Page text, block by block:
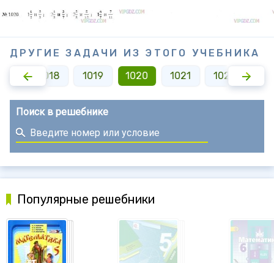
ДРУГИЕ ЗАДАЧИ ИЗ ЭТОГО УЧЕБНИКА
1018 1019 1020 1021 1022
Поиск в решебнике
Популярные решебники